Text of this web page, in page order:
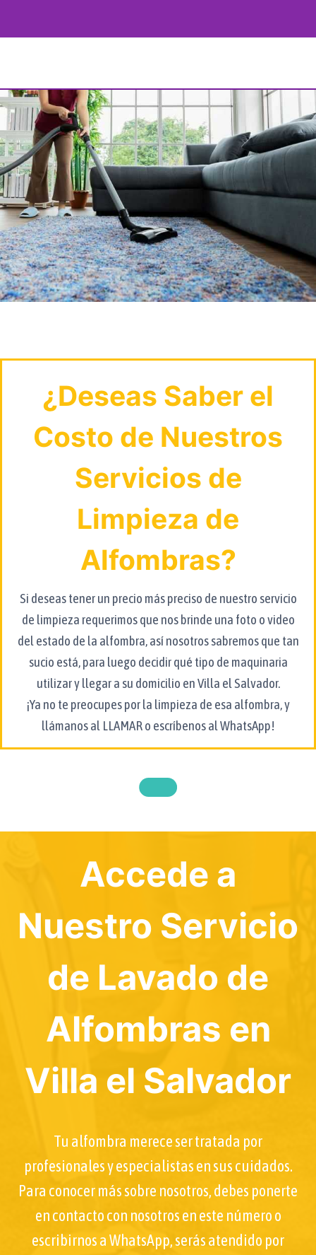
¿Deseas Saber el
Costo de Nuestros
Servicios de
Limpieza de
Alfombras?
Si deseas tener un precio más preciso de nuestro servicio
de limpieza requerimos que nos brinde una foto o video
del estado de la alfombra, así nosotros sabremos que tan
sucio está, para luego decidir qué tipo de maquinaria
utilizar y llegar a su domicilio en Villa el Salvador.
¡Ya no te preocupes por la limpieza de esa alfombra, y
llámanos al LLAMARo escríbenos al WhatsApp!
Accede a
Nuestro Servicio
de Lavado de
Alfombras en
Villa el Salvador
Tu alfombra merece ser tratada por
profesionales y especialistas en sus cuidados.
Para conocer más sobre nosotros, debes ponerte
en contacto con nosotros en este número o
escribirnos a WhatsApp, serás atendido por